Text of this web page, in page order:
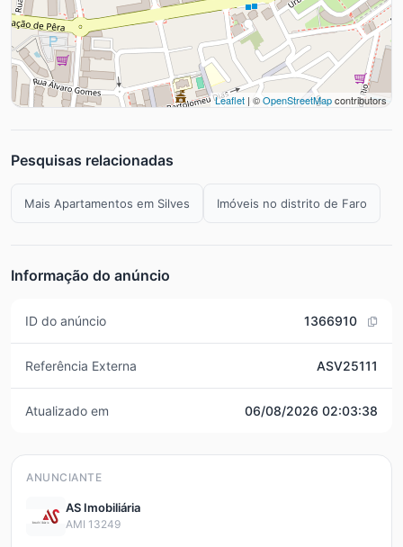
Leaflet | ©OpenStreetMapcontributors
Pesquisas relacionadas
Mais Apartamentos em Silves Imóveis no distrito de Faro
Informação do anúncio
ID do anúncio 1366910
Referência Externa ASV25111
Atualizado em 06/08/2026 02:03:38
ANUNCIANTE
AS Imobiliária
AMI 13249